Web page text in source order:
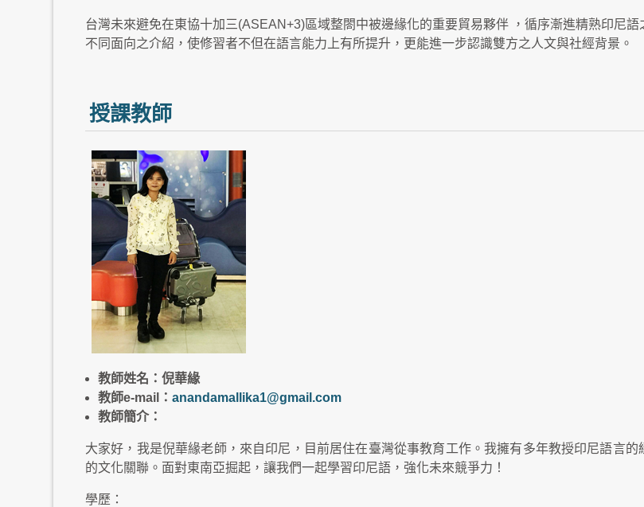
台灣未來避免在東協十加三(ASEAN+3)區域整閤中被邊緣化的重要貿易夥伴 ，循序漸進精熟印尼
不同面向之介紹，使修習者不但在語言能力上有所提升，更能進一步認識雙方之人文與社經背景。
授課教師
教師姓名：倪華緣
教師e-mail ： anandamallika1@gmail.com
教師簡介：
大家好，我是倪華緣老師，來自印尼，目前居住在臺灣從事教育工作。我擁有多年教授印尼語言
的文化關聯。面對東南亞掘起，讓我們一起學習印尼語，強化未來競爭力！
學歷：